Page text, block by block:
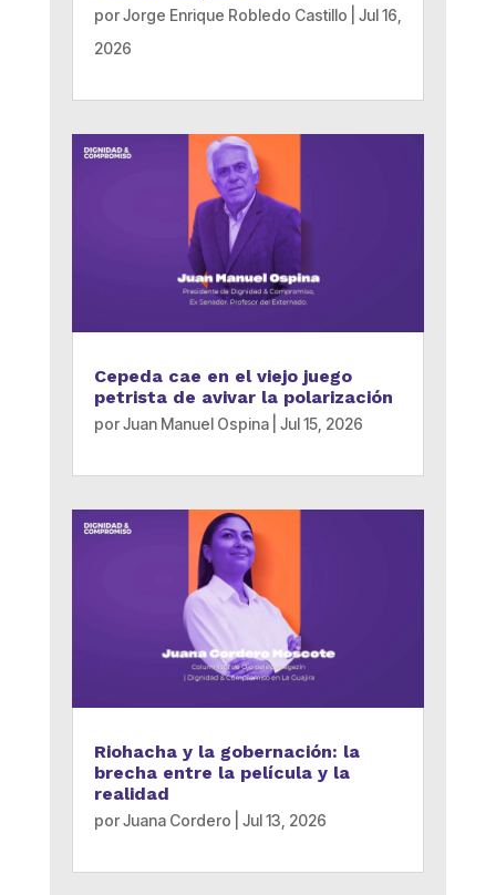
porJorge Enrique Robledo Castillo
Jul 16,
2026
Cepeda cae en el viejo juego
petrista de avivar la polarización
porJuan Manuel Ospina| Jul 15, 2026
Riohacha y la gobernación: la
brecha entre la película y la
realidad
porJuana Cordero Jul 13, 2026